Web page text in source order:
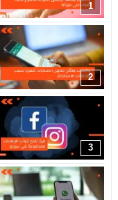
1
2
3